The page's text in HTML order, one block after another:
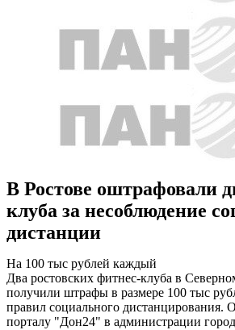
В Ростове оштрафовали
клуба за несоблюдение
дистанции
На 100 тыс рублей каждый
Два ростовских фитнес-клуба в
получили штрафы в размере 100 тыс
правил социального дистанцирования.
порталу "Дон24" в администрации